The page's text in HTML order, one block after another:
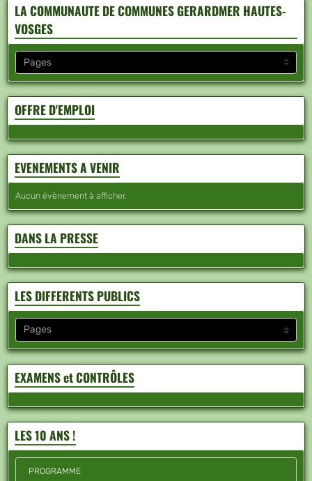
LA COMMUNAUTE DE COMMUNES GERARDMER HAUTES-
VOSGES
OFFRE D'EMPLOI
EVENEMENTS A VENIR
Aucun évènement à afficher.
DANS LA PRESSE
LES DIFFERENTS PUBLICS
EXAMENS et CONTRÔLES
LES 10 ANS !
PROGRAMME